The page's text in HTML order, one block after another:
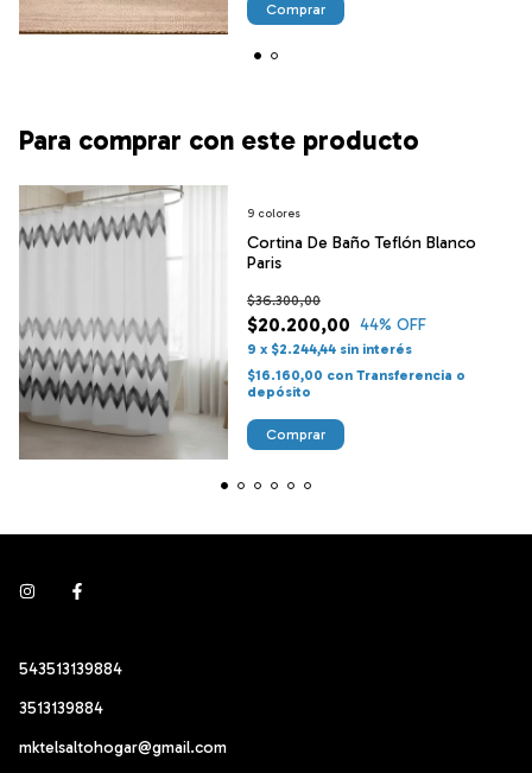
Comprar
Para comprar con este producto
Cortina De Baño Teflón Blanco
Paris
$20.200,00
$36.300,00
44% OFF
9 x $2.244,44 sin interés
$16.160,00 con Transferencia o
depósito
9 colores
Comprar
543513139884
3513139884
mktelsaltohogar@gmail.com